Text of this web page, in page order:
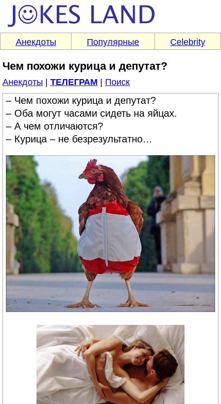
Анекдоты Популярные Celebrity
Чем похожи курица и депутат?
Анекдоты ТЕЛЕГРАМ Поиск
– Чем похожи курица и депутат?
– Оба могут часами сидеть на яйцах.
– А чем отличаются?
– Курица – не безрезультатно…